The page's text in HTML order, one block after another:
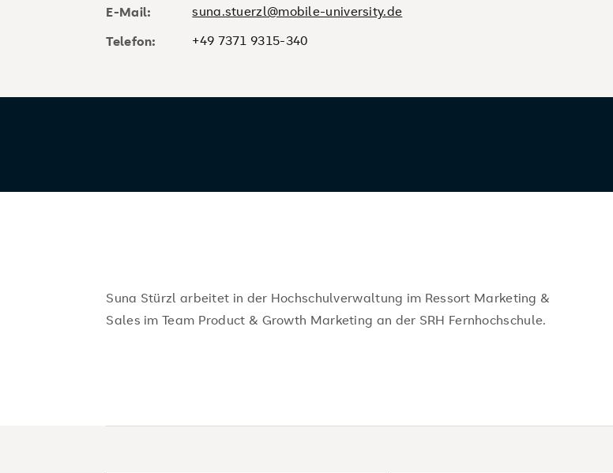
E-Mail:
suna.stuerzl@mobile-university.de
Telefon:
+49 7371 9315-340
Suna Stürzl arbeitet in der Hochschulverwaltung im Ressort Marketing &
Sales im Team Product & Growth Marketing an der SRH Fernhochschule.